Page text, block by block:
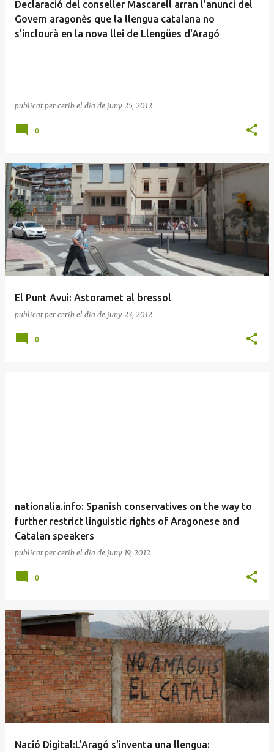
Declaració del conseller Mascarell arran l'anunci del
Govern aragonès que la llengua catalana no
s'inclourà en la nova llei de Llengües d'Aragó
publicat per cerib el dia de juny 25, 2012
0
El Punt Avui: Astoramet al bressol
publicat per cerib el dia de juny 23, 2012
0
nationalia.info: Spanish conservatives on the way to
further restrict linguistic rights of Aragonese and
Catalan speakers
publicat per cerib el dia de juny 19, 2012
0
Nació Digital:L'Aragó s'inventa una llengua: